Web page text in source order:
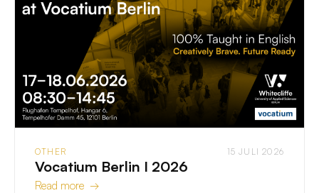
OTHER 15 JULI 2026
Vocatium Berlin I 2026
Read more →